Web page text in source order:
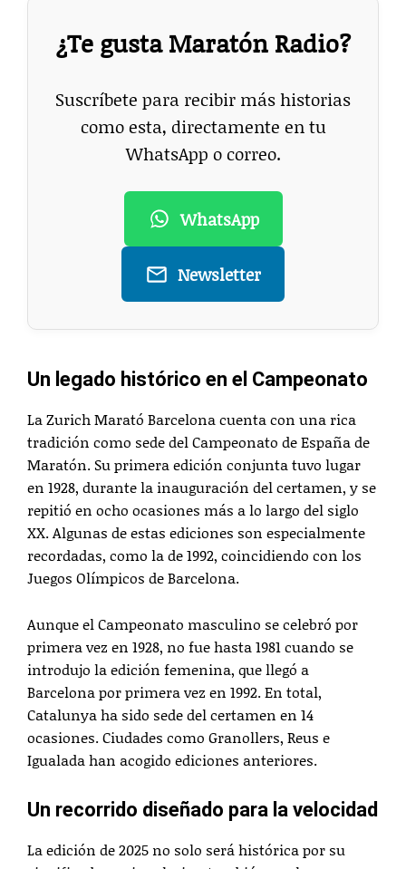
¿Te gusta Maratón Radio?
Suscríbete para recibir más historias
como esta, directamente en tu
WhatsApp o correo.
WhatsApp
Newsletter
Un legado histórico en el Campeonato
La Zurich Marató Barcelona cuenta con una rica
tradición como sede del Campeonato de España de
Maratón. Su primera edición conjunta tuvo lugar
en 1928, durante la inauguración del certamen, y se
repitió en ocho ocasiones más a lo largo del siglo
XX. Algunas de estas ediciones son especialmente
recordadas, como la de 1992, coincidiendo con los
Juegos Olímpicos de Barcelona.
Aunque el Campeonato masculino se celebró por
primera vez en 1928, no fue hasta 1981 cuando se
introdujo la edición femenina, que llegó a
Barcelona por primera vez en 1992. En total,
Catalunya ha sido sede del certamen en 14
ocasiones. Ciudades como Granollers, Reus e
Igualada han acogido ediciones anteriores.
Un recorrido diseñado para la velocidad
La edición de 2025 no solo será histórica por su